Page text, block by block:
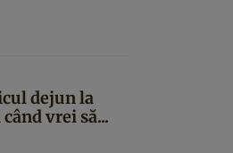
dejun la
vrei să...